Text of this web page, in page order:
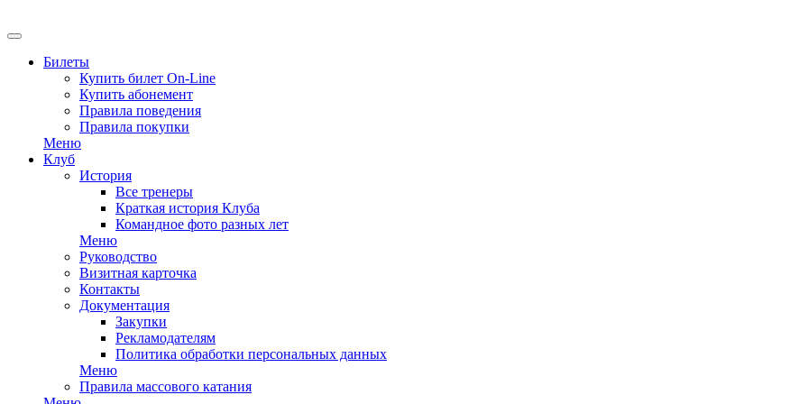
Билеты
Купить билет On-Line
Купить абонемент
Правила поведения
Правила покупки
Меню
Клуб
История
Все тренеры
Краткая история Клуба
Командное фото разных лет
Меню
Руководство
Визитная карточка
Контакты
Документация
Закупки
Рекламодателям
Политика обработки персональных данных
Меню
Правила массового катания